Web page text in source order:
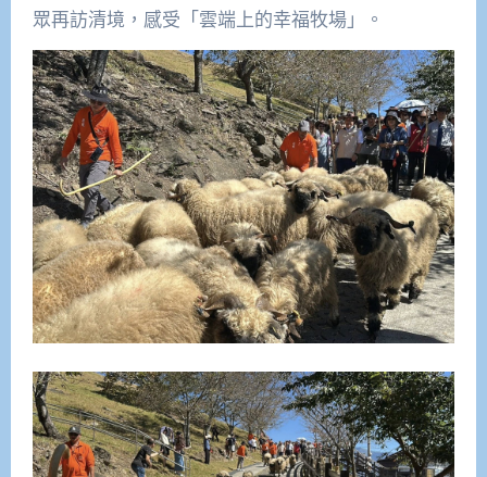
眾再訪清境，感受「雲端上的幸福牧場」。